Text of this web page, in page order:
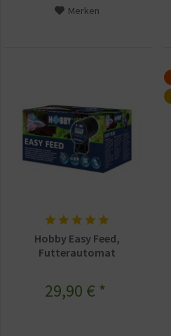
Merken
Hobby Easy Feed,
Futterautomat
29,90 € *